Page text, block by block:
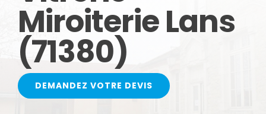
NOS VITRAGES
VERRE CLASSIQUE
VERRE DÉCORATIF
QUI SOMMES-NOUS ?
CONTACTEZ-NOUS
Miroiterie Lans
(71380)
DEMANDEZ VOTRE DEVIS